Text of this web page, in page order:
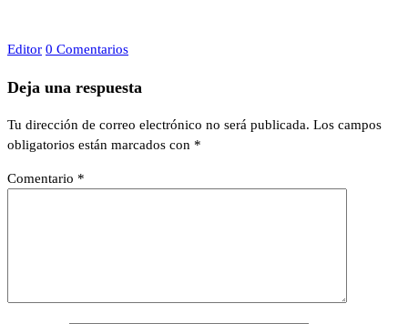
Editor 0 Comentarios
Deja una respuesta
Tu dirección de correo electrónico no será publicada. Los campos
obligatorios están marcados con *
Comentario *